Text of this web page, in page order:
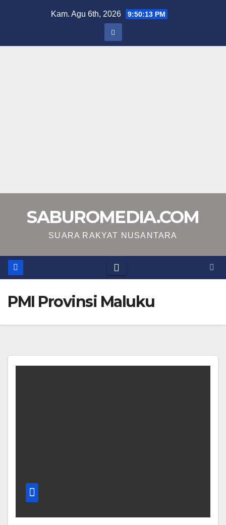
Kam. Agu 6th, 2026 9:50:14 PM
SABUROMEDIA.COM
SUARA RAKYAT NUSANTARA
PMI Provinsi Maluku